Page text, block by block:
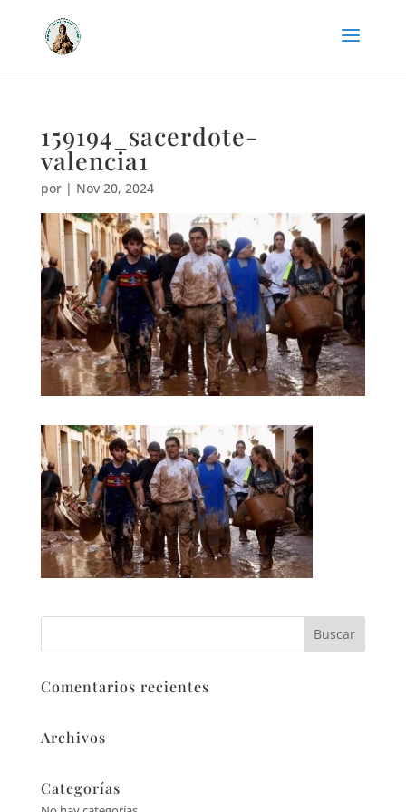
159194_sacerdote-
valencia1
por | Nov 20, 2024
Comentarios recientes
Archivos
Categorías